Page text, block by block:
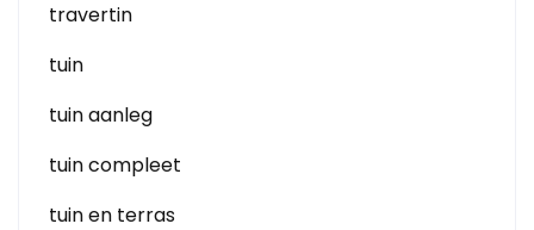
travertin
tuin
tuin aanleg
tuin compleet
tuin en terras